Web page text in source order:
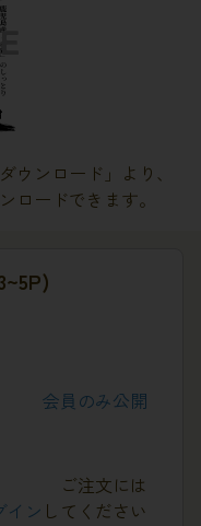
ウンロード」より、
ロードできます。
会員のみ公開
ご注文には
イン してください